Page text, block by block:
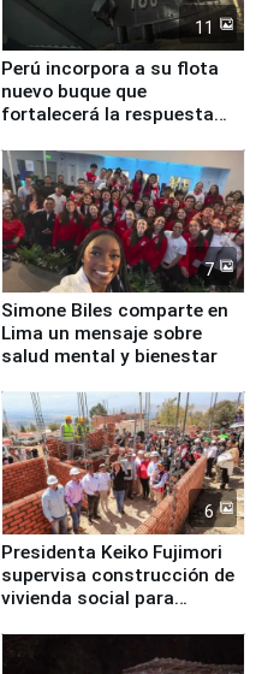
11
Perú incorpora a su flota
nuevo buque que
fortalecerá la respuesta
7
Simone Biles comparte en
Lima un mensaje sobre
salud mental y bienestar
6
Presidenta Keiko Fujimori
supervisa construcción de
vivienda social para